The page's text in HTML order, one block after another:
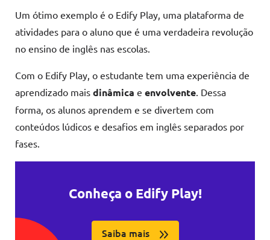
Um ótimo exemplo é o Edify Play, uma plataforma de
atividades para o aluno que é uma verdadeira revolução
no ensino de inglês nas escolas.
Com o Edify Play, o estudante tem uma experiência de
aprendizado mais dinâmica e envolvente . Dessa
forma, os alunos aprendem e se divertem com
conteúdos lúdicos e desafios em inglês separados por
fases.
Conheça o Edify Play!
Saiba mais